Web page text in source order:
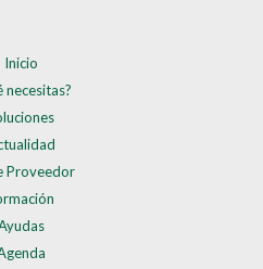
Inicio
necesitas?
Proveedor